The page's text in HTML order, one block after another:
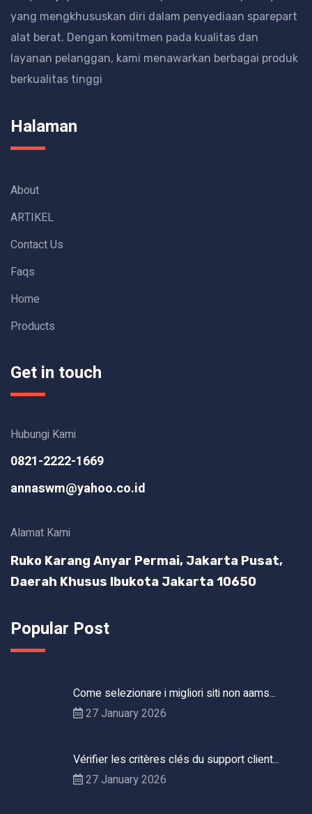
yang mengkhususkan diri dalam penyediaan sparepart
alat berat. Dengan komitmen pada kualitas dan
layanan pelanggan, kami menawarkan berbagai produk
berkualitas tinggi
Halaman
About
ARTIKEL
Contact Us
Faqs
Home
Products
Get in touch
Hubungi Kami
0821-2222-1669
annaswm@yahoo.co.id
Alamat Kami
Ruko Karang Anyar Permai, Jakarta Pusat,
Daerah Khusus Ibukota Jakarta 10650
Popular Post
Come selezionare i migliori siti non aams...
27 January 2026
Vérifier les critères clés du support client...
27 January 2026